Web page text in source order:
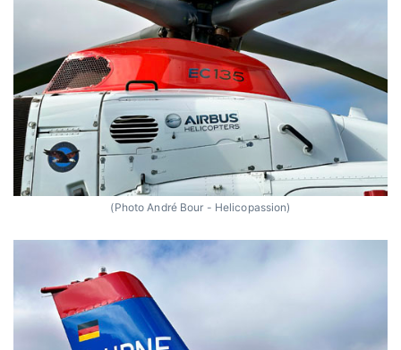
(Photo André Bour - Helicopassion)